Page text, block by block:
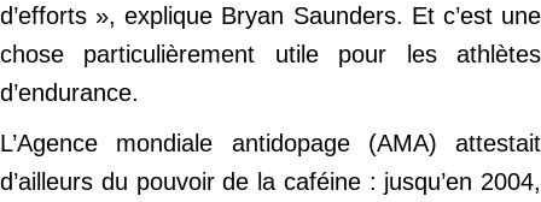
d’efforts », explique Bryan Saunders. Et c’est une
chose particulièrement utile pour les athlètes
d’endurance.
L’Agence mondiale antidopage (AMA) attestait
d’ailleurs du pouvoir de la caféine : jusqu’en 2004,